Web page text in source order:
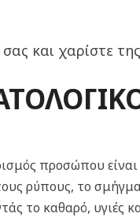
και χαρίστε
προσώπου είναι
ρύπους, το
το καθαρό, υγιές